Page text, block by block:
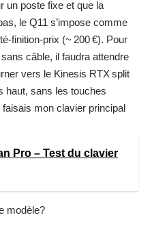
un poste fixe et que la
le Q11 s’impose comme
(~ 200 €). Pour
câble, il faudra attendre
vers le Kinesis RTX split
haut, sans les touches
mon clavier principal
Pro – Test du clavier
modèle?